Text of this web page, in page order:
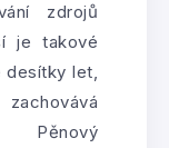
zdrojů
je takové
desítky let,
Pěnový